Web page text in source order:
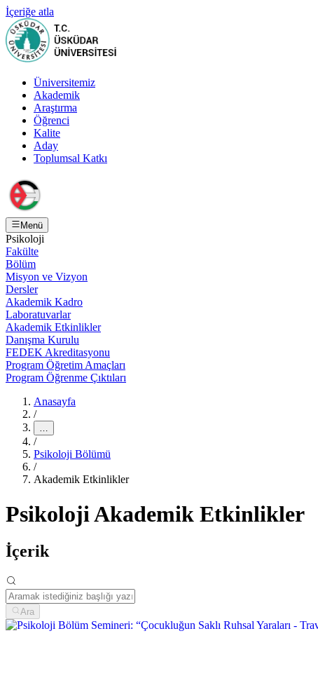
İçeriğe atla
Üniversitemiz
Akademik
Araştırma
Öğrenci
Kalite
Aday
Toplumsal Katkı
Menü
Psikoloji
Fakülte
Bölüm
Misyon ve Vizyon
Dersler
Akademik Kadro
Laboratuvarlar
Akademik Etkinlikler
Danışma Kurulu
FEDEK Akreditasyonu
Program Öğretim Amaçları
Program Öğrenme Çıktıları
Anasayfa
/
…
/
Psikoloji Bölümü
/
Akademik Etkinlikler
Psikoloji Akademik Etkinlikler
İçerik
Ara